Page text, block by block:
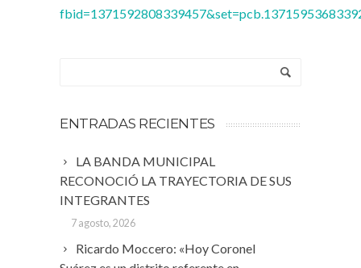
ENTRADAS RECIENTES
LA BANDA MUNICIPAL
RECONOCIÓ LA TRAYECTORIA DE SUS
INTEGRANTES
7 agosto, 2026
Ricardo Moccero: «Hoy Coronel